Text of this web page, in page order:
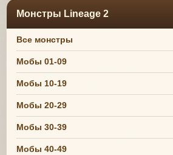
Монстры Lineage 2
Все монстры
Мобы 01-09
Мобы 10-19
Мобы 20-29
Мобы 30-39
Мобы 40-49